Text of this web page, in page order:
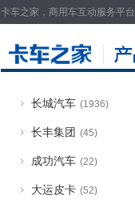
卡车之家，商用车互动服务平台
北京越野(3)
长安凯程(2193)
长安跨越(140)
长城汽车 (1936)
长丰集团 (45)
成功汽车 (22)
大运皮卡 (52)